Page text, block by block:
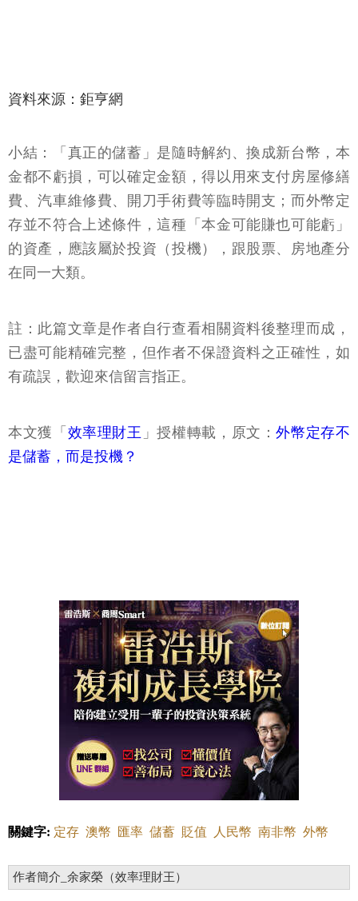
資料來源：鉅亨網
小結：「真正的儲蓄」是隨時解約、換成新台幣，本
金都不虧損，可以確定金額，得以用來支付房屋修繕
費、汽車維修費、開刀手術費等臨時開支；而外幣定
存並不符合上述條件，這種「本金可能賺也可能虧」
的資產，應該屬於投資（投機），跟股票、房地產分
在同一大類。
註：此篇文章是作者自行查看相關資料後整理而成，
已盡可能精確完整，但作者不保證資料之正確性，如
有疏誤，歡迎來信留言指正。
本文獲「 效率理財王 」授權轉載，原文：外幣定存不
是儲蓄，而是投機？
關鍵字: 定存 澳幣 匯率 儲蓄 貶值 人民幣 南非幣 外幣
作者簡介_余家榮（效率理財王）